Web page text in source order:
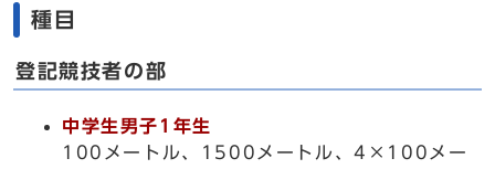
種目
登記競技者の部
中学生男子1年生
100メートル、1500メートル、4×100メー